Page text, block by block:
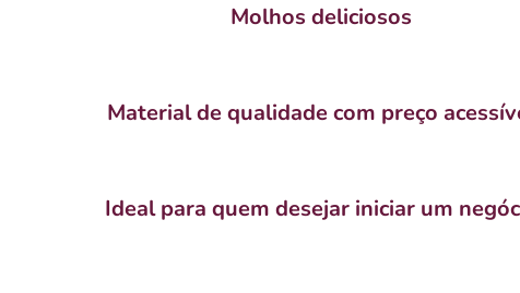
Molhos deliciosos
Material de qualidade com preço
Ideal para quem desejar iniciar um